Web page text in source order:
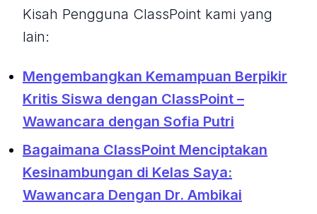
Kisah Pengguna ClassPoint kami yang
lain:
Mengembangkan Kemampuan Berpikir
Kritis Siswa dengan ClassPoint –
Wawancara dengan Sofia Putri
Bagaimana ClassPoint Menciptakan
Kesinambungan di Kelas Saya:
Wawancara Dengan Dr. Ambikai